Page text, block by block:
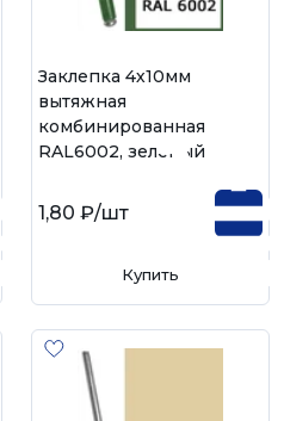
Заклепка 4х10мм
вытяжная
комбинированная
RAL6002, зелёный
1,80 ₽/шт
Купить